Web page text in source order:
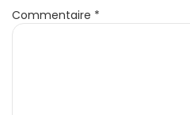
Commentaire *